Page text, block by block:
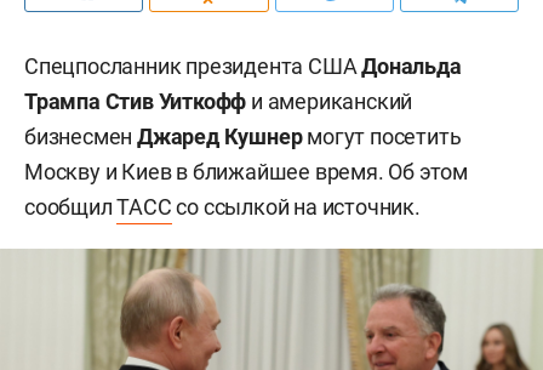
Спецпосланник президента СШАДональда
Трампа Стив Уиткофф и американский
бизнесменДжаред Кушнермогут посетить
Москву и Киев в ближайшее время. Об этом
сообщилТАССсо ссылкой на источник.